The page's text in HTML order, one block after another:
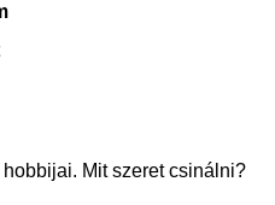
hobbijai. Mit szeret csinálni?